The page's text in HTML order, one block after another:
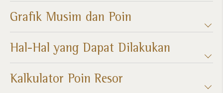
Grafik Musim dan Poin​
Hal-Hal yang Dapat Dilakukan
Kalkulator Poin Resor​